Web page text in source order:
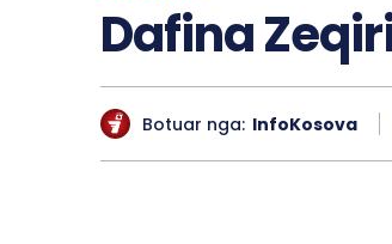
Dafina
Botuar nga: InfoKosova